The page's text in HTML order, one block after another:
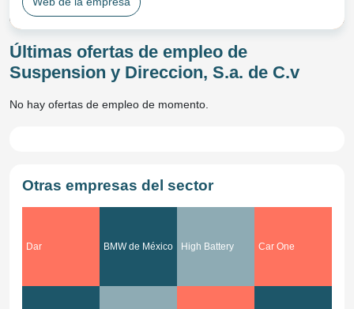
Últimas ofertas de empleo de
Suspension y Direccion, S.a. de C.v
No hay ofertas de empleo de momento.
Otras empresas del sector
Dar BMW de México High Battery Car One